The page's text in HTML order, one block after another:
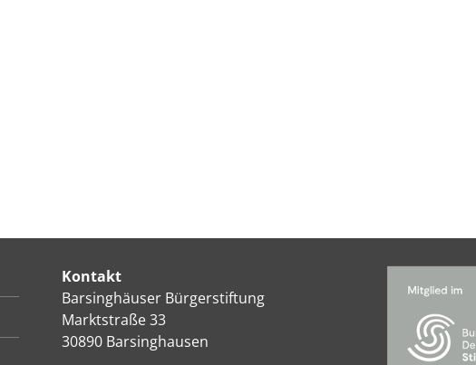
Kontakt
Barsinghäuser Bürgerstiftung
Marktstraße 33
30890 Barsinghausen